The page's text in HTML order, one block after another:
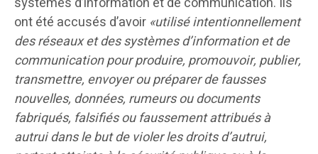
ont été accusés d’avoir «utilisé intentionnellement
des réseaux et des systèmes d’information et de
communication pour produire, promouvoir, publier,
transmettre, envoyer ou préparer de fausses
nouvelles, données, rumeurs ou documents
fabriqués, falsifiés ou faussement attribués à
autrui dans le but de violer les droits d’autrui,